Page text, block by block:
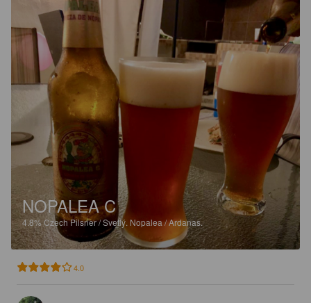
NOPALEA C
4.8%Czech Pilsner / Svetlý. Nopalea / Ardanas.
4.0